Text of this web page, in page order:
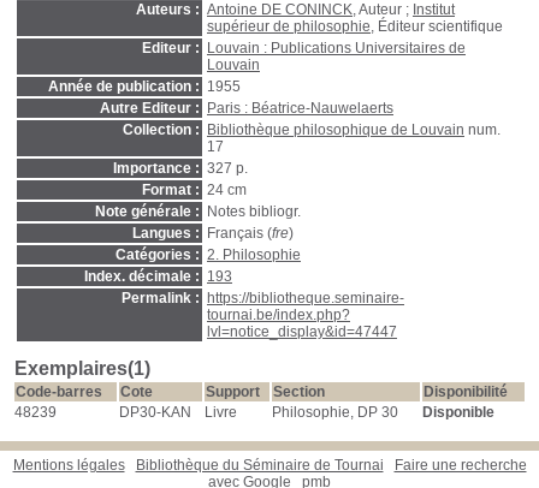
Auteurs : Antoine DE CONINCK, Auteur ; Institut
supérieur de philosophie, Éditeur scientifique
Editeur :
Louvain : Publications Universitaires de
Louvain
Année de publication : 1955
Autre Editeur :
Paris : Béatrice-Nauwelaerts
Collection :
Bibliothèque philosophique de Louvain num.
17
Importance : 327 p.
Format : 24 cm
Note générale :
Notes bibliogr.
Langues :
Français (fre)
Catégories : 2. Philosophie
Index. décimale : 193
Permalink :
https://bibliotheque.seminaire-
tournai.be/index.php?
lvl=notice_display&id=47447
Exemplaires(1)
Code-barres Cote Support Section
Disponibilité
48239
DP30-KAN Livre Philosophie, DP 30 Disponible
Mentions légales Bibliothèque du Séminaire de Tournai
Faire une recherche
avec Google
pmb